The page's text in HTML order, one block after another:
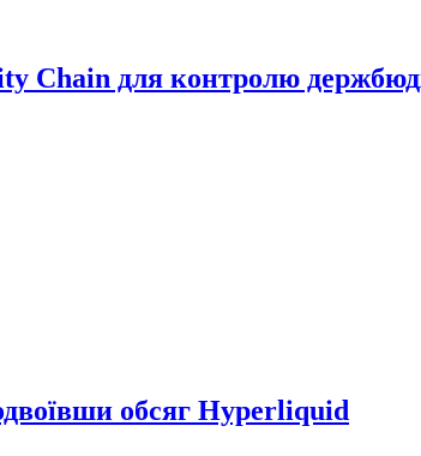
Chain для контролю
обсяг Hyperliquid